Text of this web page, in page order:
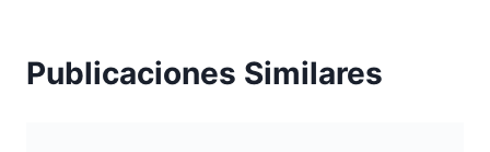
Publicaciones Similares